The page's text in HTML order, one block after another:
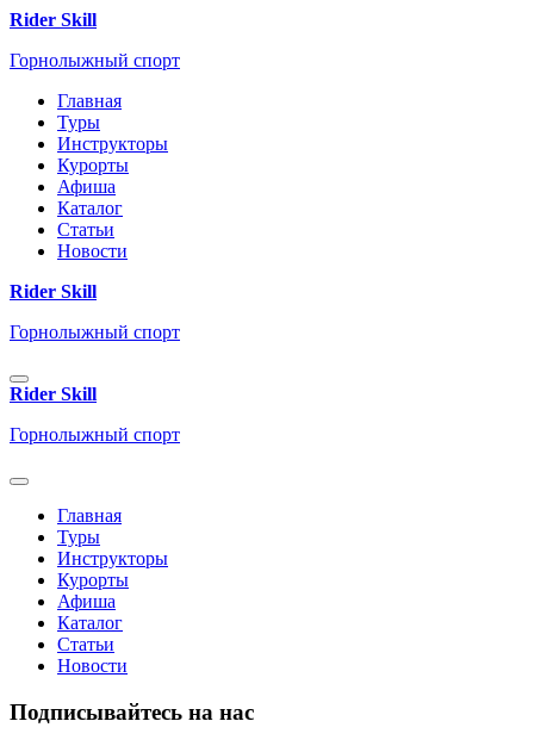
Rider Skill
Горнолыжный спорт
Главная
Туры
Инструкторы
Курорты
Афиша
Каталог
Статьи
Новости
Rider Skill
Горнолыжный спорт
Rider Skill
Горнолыжный спорт
Главная
Туры
Инструкторы
Курорты
Афиша
Каталог
Статьи
Новости
Подписывайтесь на нас